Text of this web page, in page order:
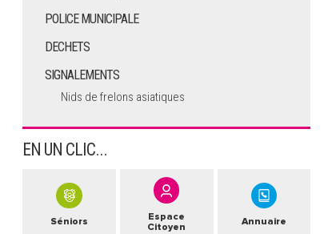
POLICE MUNICIPALE
DECHETS
SIGNALEMENTS
Nids de frelons asiatiques
EN UN CLIC...
Séniors
Espace
Citoyen
Annuaire